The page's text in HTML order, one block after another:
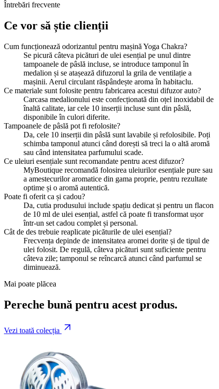
Întrebări frecvente
Ce vor să știe clienții
Cum funcționează odorizantul pentru mașină Yoga Chakra?
Se picură câteva picături de ulei esențial pe unul dintre
tampoanele de pâslă incluse, se introduce tamponul în
medalion și se atașează difuzorul la grila de ventilație a
mașinii. Aerul circulant răspândește aroma în habitaclu.
Ce materiale sunt folosite pentru fabricarea acestui difuzor auto?
Carcasa medalionului este confecționată din oțel inoxidabil de
înaltă calitate, iar cele 10 inserții incluse sunt din pâslă,
disponibile în culori diferite.
Tampoanele de pâslă pot fi refolosite?
Da, cele 10 inserții din pâslă sunt lavabile și refolosibile. Poți
schimba tamponul atunci când dorești să treci la o altă aromă
sau când intensitatea parfumului scade.
Ce uleiuri esențiale sunt recomandate pentru acest difuzor?
MyBoutique recomandă folosirea uleiurilor esențiale pure sau
a amestecurilor aromatice din gama proprie, pentru rezultate
optime și o aromă autentică.
Poate fi oferit ca și cadou?
Da, cutia produsului include spațiu dedicat și pentru un flacon
de 10 ml de ulei esențial, astfel că poate fi transformat ușor
într-un set cadou complet și personal.
Cât de des trebuie reaplicate picăturile de ulei esențial?
Frecvența depinde de intensitatea aromei dorite și de tipul de
ulei folosit. De regulă, câteva picături sunt suficiente pentru
câteva zile; tamponul se reîncarcă atunci când parfumul se
diminuează.
Mai poate plăcea
Pereche bună pentru acest produs.
Vezi toată colecția